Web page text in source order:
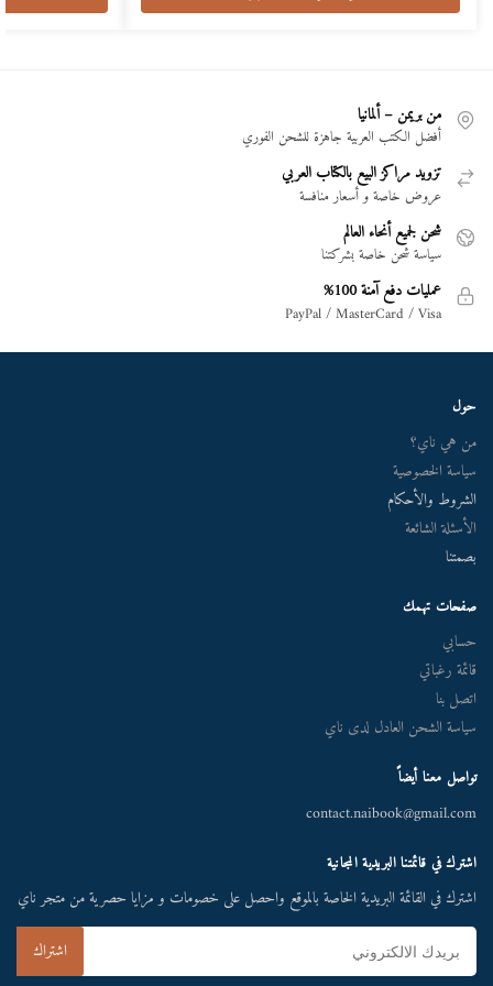
من بريمن – ألمانيا
أفضل الكتب العربية جاهزة للشحن الفوري
تزويد مراكز البيع بالكتاب العربي
عروض خاصة و أسعار منافسة
شحن لجميع أنحاء العالم
سياسة شحن خاصة بشركتنا
عمليات دفع آمنة 100%
PayPal / MasterCard / Visa
حول
من هي ناي؟
سياسة الخصوصية
الشروط والأحكام
الأسئلة الشائعة
بصمتنا
صفحات تهمك
حسابي
قائمة رغباتي
اتصل بنا
سياسة الشحن العادل لدى ناي
تواصل معنا أيضاً
contact.naibook@gmail.com
اشترك في قائمتنا البريدية المجانية
اشترك في القائمة البريدية الخاصة بالموقع واحصل على خصومات و مزايا حصرية من متجر ناي